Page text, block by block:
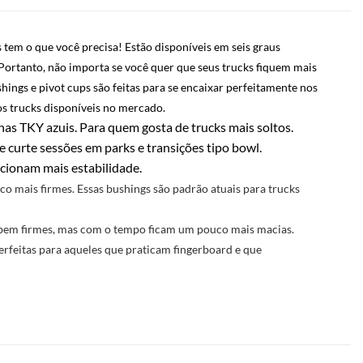
o que você precisa! Estão disponíveis em seis graus
não importa se você quer que seus trucks fiquem mais
e pivot cups são feitas para se encaixar perfeitamente nos
trucks disponíveis no mercado.
TKY azuis. Para quem gosta de trucks mais soltos.
sessões em parks e transições tipo bowl.
mais estabilidade.
mais firmes. Essas bushings são padrão atuais para trucks
firmes, mas com o tempo ficam um pouco mais macias.
para aqueles que praticam fingerboard e que